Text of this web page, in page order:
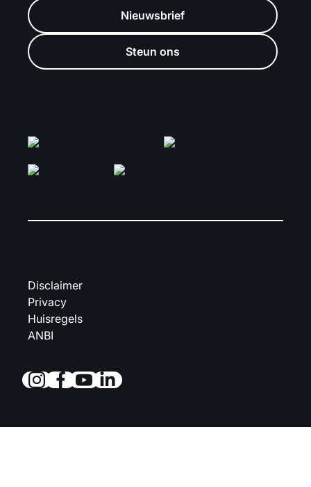
Nieuwsbrief
Steun ons
Disclaimer
Privacy
Huisregels
ANBI